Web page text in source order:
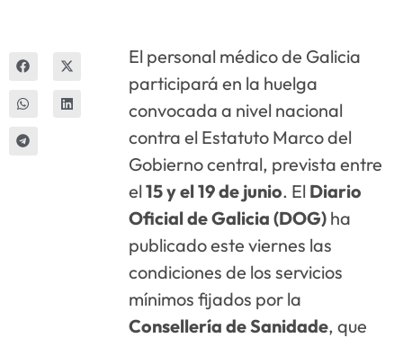
El personal médico de Galicia
participará en la huelga
convocada a nivel nacional
contra el Estatuto Marco del
Gobierno central, prevista entre
el15 y el 19 de junio. El Diario
Oficial de Galicia (DOG) ha
publicado este viernes las
condiciones de los servicios
mínimos fijados por la
Consellería de Sanidade, que